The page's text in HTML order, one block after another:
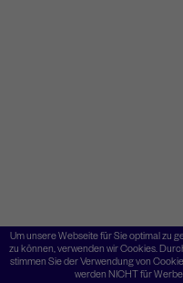
Um unsere Webseite für Sie optimal zu
zu können, verwenden wir Cookies.
stimmen Sie der Verwendung von
werden NICHT für